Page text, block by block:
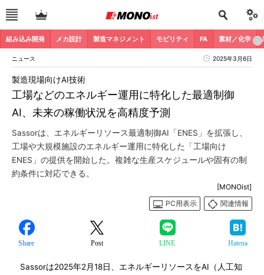
組み込み開発 メカ設計 製造マネジメント モビリティ FA 素材／化学
ニュース 2025年3月6日
工場などのエネルギー運用に特化した最適制御
AI、未来の稼働状況を高精度予測
製造現場向けAI技術
Sassorは、エネルギーリソース最適制御AI「ENES」を拡張し、
工場や大規模施設のエネルギー運用に特化した「工場向け
ENES」の提供を開始した。複雑な生産スケジュールや固有の制
約条件に対応できる。
[MONOist]
PC用表示
関連情報
Share Post LINE Hatena
Sassorは2025年2月18日、エネルギーリソースをAI（人工知